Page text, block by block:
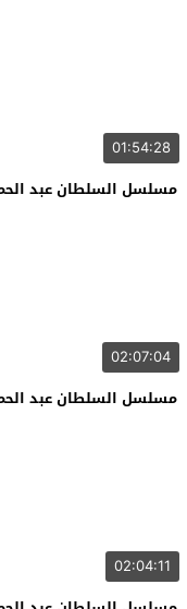
01:54:28
مسلسل السلطان عبد
02:07:04
مسلسل السلطان عبد
02:04:11